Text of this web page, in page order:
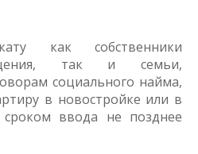
как собственники
так и семьи,
социального найма,
в новостройке или в
ввода не позднее